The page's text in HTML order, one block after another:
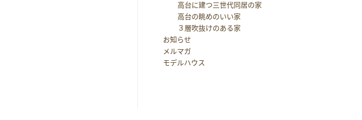
高台に建つ三世代同居の家
高台の眺めのいい家
３層吹抜けのある家
お知らせ
メルマガ
モデルハウス